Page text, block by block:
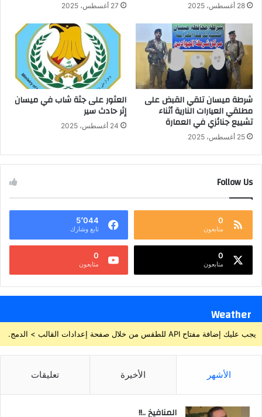
28 أغسطس، 2025 27 أغسطس، 2025
شرطة ميسان تلقي القبض على
مطلقي العيارات النارية أثناء
تشييع جنائزي في العمارة
25 أغسطس، 2025
العثور على جثة شاب في ميسان
إثر حادث سير
24 أغسطس، 2025
Follow Us
0
متابعون
5٬044
تابع وشارك
0
متابعون
0
متابعون
Weather
يجب عليك إضافة مفتاح API للطقس من خلال صفحة إعدادات القالب > الدمج.
الأشهر الأخيرة تعليقات
المنافيخ ..!!